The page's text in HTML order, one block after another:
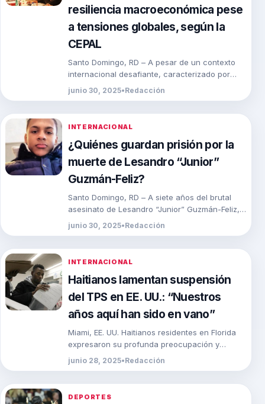
resiliencia macroeconómica pese
a tensiones globales, según la
CEPAL
Santo Domingo, RD – A pesar de un contexto
internacional desafiante, caracterizado por
tensiones geopolíticas y cambios en las
condiciones del comercio […]
junio 30, 2025•Redacción
INTERNACIONAL
¿Quiénes guardan prisión por la
muerte de Lesandro “Junior”
Guzmán-Feliz?
Santo Domingo, RD – A siete años del brutal
asesinato de Lesandro “Junior” Guzmán-Feliz,
el joven de origen dominicano que soñaba con
[…]
junio 30, 2025•Redacción
INTERNACIONAL
Haitianos lamentan suspensión
del TPS en EE. UU.: “Nuestros
años aquí han sido en vano”
Miami, EE. UU. Haitianos residentes en Florida
expresaron su profunda preocupación y
tristeza tras el anuncio oficial de la suspensión
del Estatus […]
junio 28, 2025•Redacción
DEPORTES